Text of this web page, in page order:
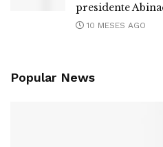
presidente
10 MESES AGO
Popular News